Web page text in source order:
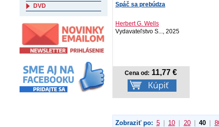
Spáč sa prebúdza
Herbert G. Wells
Vydavateľstvo S..., 2025
Cena od: 11,77 €
Zobraziť po: 5 10 20 40
DVD